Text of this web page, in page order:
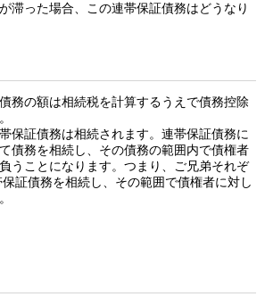
滞った場合、この連帯保証債務はどうなり
務の額は相続税を計算するうえで債務控除
保証債務は相続されます。連帯保証債務に
債務を相続し、その債務の範囲内で債権者
うことになります。つまり、ご兄弟それぞ
証債務を相続し、その範囲で債権者に対し